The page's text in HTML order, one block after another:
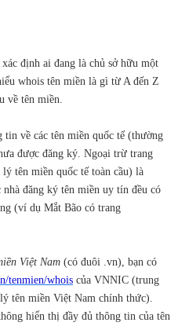
định ai đang là chủ sở hữu một
whois tên miền là gì từ A đến Z
về tên miền.
về các tên miền quốc tế (thường
được đăng ký. Ngoại trừ trang
tên miền quốc tế toàn cầu) là
nhà đăng ký tên miền uy tín đều có
(ví dụ Mắt Bão có trang
Việt Nam (có đuôi .vn), bạn có
tenmien/whois của VNNIC (trung
tên miền Việt Nam chính thức).
hiển thị đầy đủ thông tin của tên